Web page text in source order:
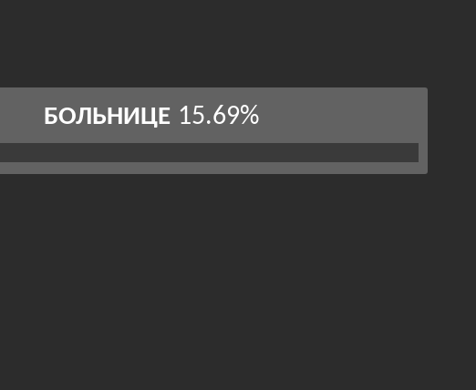
БОЛЬНИЦЕ 15.69%